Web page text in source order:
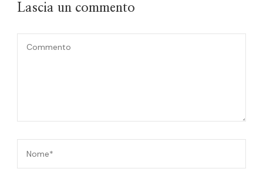
Lascia un commento